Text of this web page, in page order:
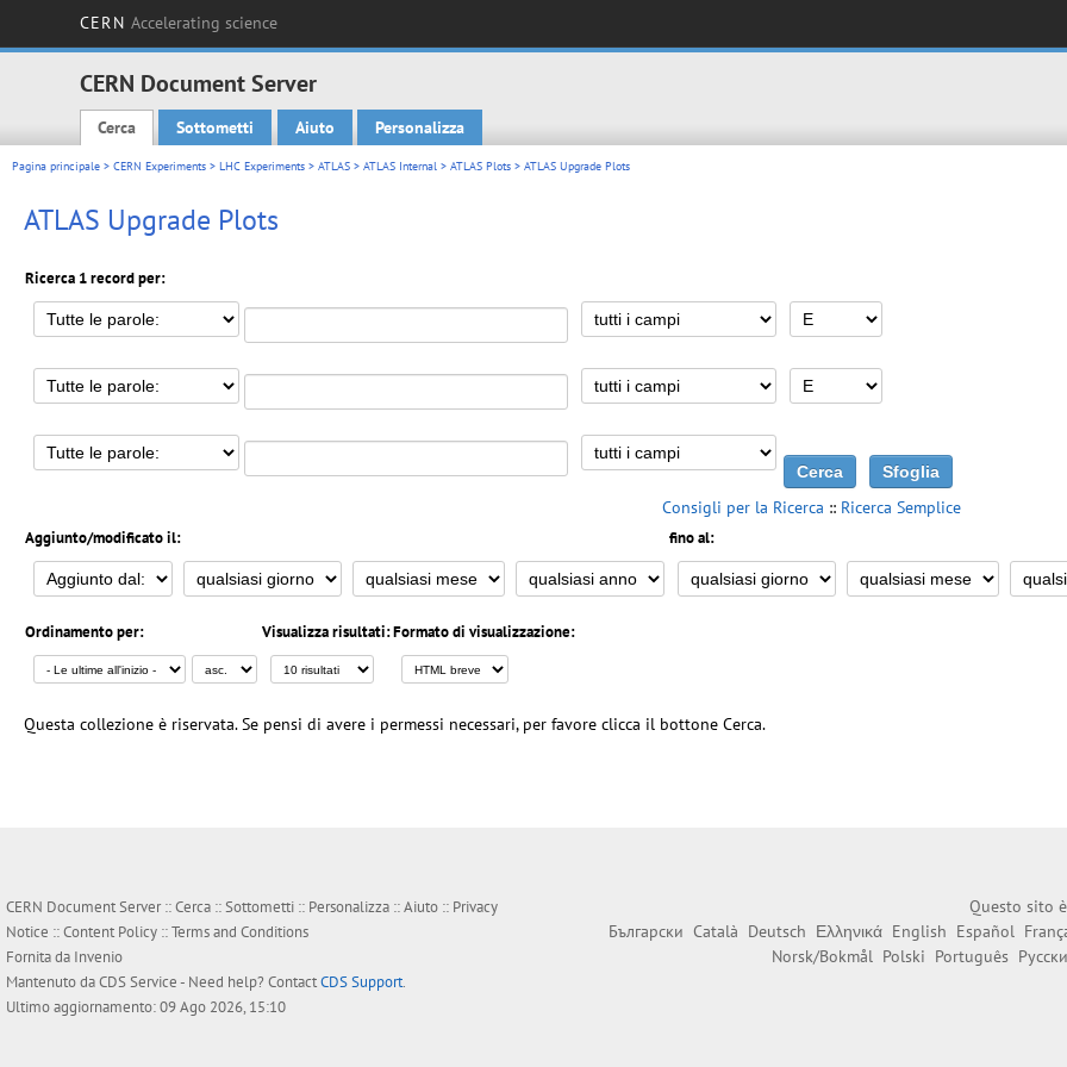
CERN Accelerating science
CERN Document Server
Main menu
Cerca Sottometti Aiuto Personalizza
Pagina principale > CERN Experiments > LHC Experiments > ATLAS > ATLAS Internal > ATLAS Plots > ATLAS Upgrade Plots
ATLAS Upgrade Plots
Ricerca 1 record per:
Consigli per la Ricerca :: Ricerca Semplice
Aggiunto/modificato il: fino al:
Ordinamento per: Visualizza risultati:Formato di visualizzazione:
Questa collezione è riservata. Se pensi di avere i permessi necessari, per favore clicca il bottone Cerca.
CERN Document Server ::Cerca ::Sottometti :: Personalizza ::Aiuto :: Privacy
Notice ::Content Policy ::Terms and Conditions
Fornita da Invenio
Mantenuto daCDS Service- Need help? ContactCDS Support.
Ultimo aggiornamento: 09 Ago 2026, 15:10
Questo sito
Български Català Deutsch Ελληνικά English Español
Norsk/Bokmål Polski Português